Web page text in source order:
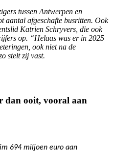
tussen Antwerpen en
aantal afgeschafte busritten. Ook
Katrien Schryvers, die ook
op. “Helaas was er in 2025
ook niet na de
stelt zij vast.
dan ooit, vooral aan
694 miljoen euro aan